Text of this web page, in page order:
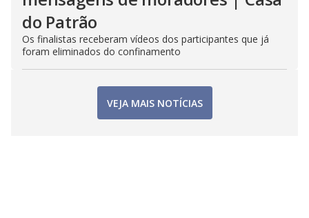
do Patrão
Os finalistas receberam vídeos dos participantes que já
foram eliminados do confinamento
VEJA MAIS NOTÍCIAS